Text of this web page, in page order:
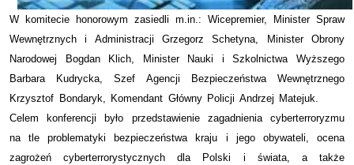
W komitecie honorowym zasiedli m.in.: Wicepremier, Minister Spraw
Wewnętrznych i Administracji Grzegorz Schetyna, Minister Obrony
Narodowej Bogdan Klich, Minister Nauki i Szkolnictwa Wyższego
Barbara Kudrycka, Szef Agencji Bezpieczeństwa Wewnętrznego
Krzysztof Bondaryk, Komendant Główny Policji Andrzej Matejuk.
Celem konferencji było przedstawienie zagadnienia cyberterroryzmu
na tle problematyki bezpieczeństwa kraju i jego obywateli, ocena
zagrożeń cyberterrorystycznych dla Polski i świata, a także